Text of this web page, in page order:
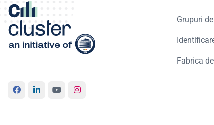
Grupuri
Fabrica